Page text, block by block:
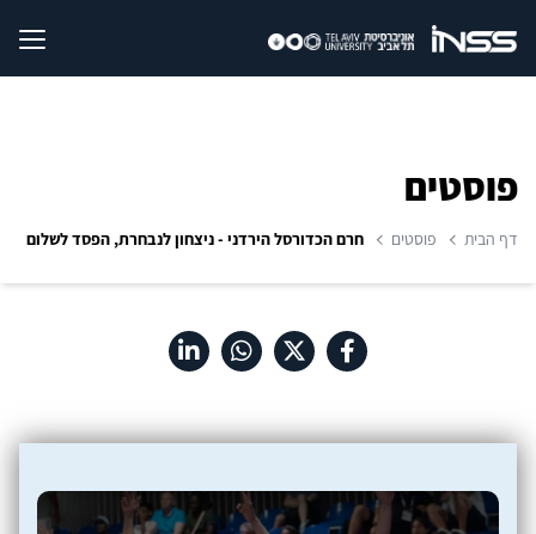
פוסטים
דף הבית פוסטים חרם הכדורסל הירדני - ניצחון לנבחרת, הפסד לשלום